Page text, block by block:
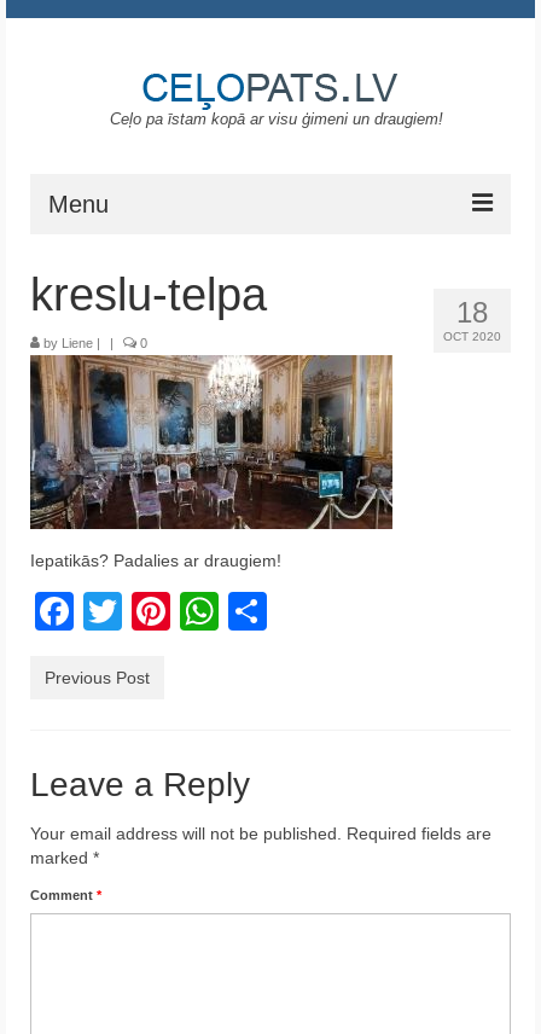
Ceļo pa īstam kopā ar visu ģimeni un draugiem!
Menu
Portugāle
ASV
Melnkalne
Grieķija
Krēta
Francija
Indonēzija
Par Mums
18
OCT 2020
kreslu-telpa
by Liene | | 0
Iepatikās? Padalies ar draugiem!
Facebook
TwitterPinterest
WhatsApp
Previous Post
Leave a Reply
Your email address will not be published.
Required fields are
marked *
Comment *